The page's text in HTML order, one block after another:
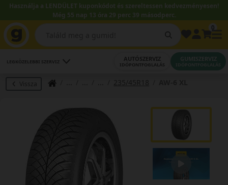
Használja a LENDÜLET kuponkódot és szereltessen kedvezményesen!
Még 55 nap 13 óra 29 perc 38 másodperc.
LEGKÖZELEBBI SZERVIZ AUTÓSZERVIZ
IDŐPONTFOGLALÁS
GUMISZERVIZ
IDŐPONTFOGLALÁS
Vissza 235/45R18